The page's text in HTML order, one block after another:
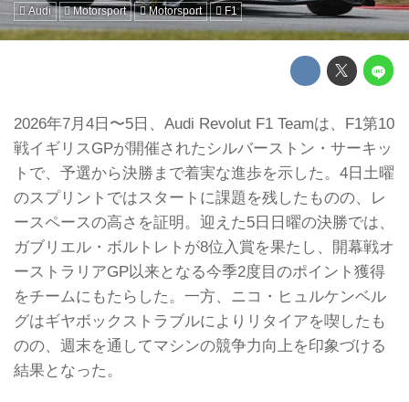
Audi Motorsport Motorsport F1
2026年7月4日〜5日、Audi Revolut F1 Teamは、F1第10
戦イギリスGPが開催されたシルバーストン・サーキッ
トで、予選から決勝まで着実な進歩を示した。4日土曜
のスプリントではスタートに課題を残したものの、レ
ースペースの高さを証明。迎えた5日日曜の決勝では、
ガブリエル・ボルトレトが8位入賞を果たし、開幕戦オ
ーストラリアGP以来となる今季2度目のポイント獲得
をチームにもたらした。一方、ニコ・ヒュルケンベル
グはギヤボックストラブルによりリタイアを喫したも
のの、週末を通してマシンの競争力向上を印象づける
結果となった。